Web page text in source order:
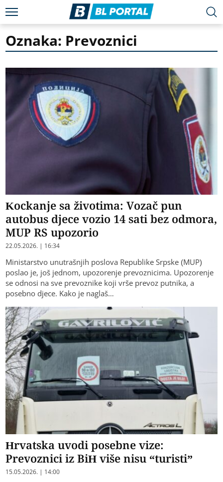
Oznaka: Prevoznici
Kockanje sa životima: Vozač pun
autobus djece vozio 14 sati bez odmora,
MUP RS upozorio
22.05.2026. | 16:34
Ministarstvo unutrašnjih poslova Republike Srpske (MUP)
poslao je, još jednom, upozorenje prevoznicima. Upozorenje
se odnosi na sve prevoznike koji vrše prevoz putnika, a
posebno djece. Kako je naglaš…
Hrvatska uvodi posebne vize:
Prevoznici iz BiH više nisu “turisti”
15.05.2026. | 14:00